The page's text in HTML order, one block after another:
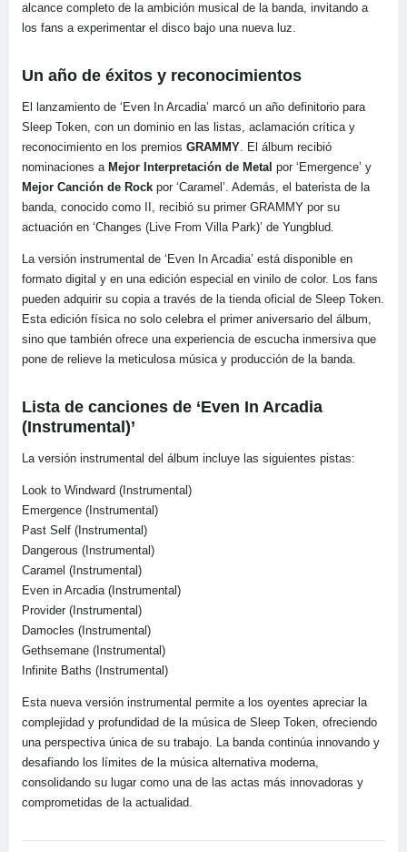
alcance completo de la ambición musical de la banda, invitando a
los fans a experimentar el disco bajo una nueva luz.
Un año de éxitos y reconocimientos
El lanzamiento de ‘Even In Arcadia’ marcó un año definitorio para
Sleep Token, con un dominio en las listas, aclamación crítica y
reconocimiento en los premios GRAMMY. El álbum recibió
nominaciones a Mejor Interpretación de Metal por ‘Emergence’ y
Mejor Canción de Rock por ‘Caramel’. Además, el baterista de la
banda, conocido como II, recibió su primer GRAMMY por su
actuación en ‘Changes (Live From Villa Park)’ de Yungblud.
La versión instrumental de ‘Even In Arcadia’ está disponible en
formato digital y en una edición especial en vinilo de color. Los fans
pueden adquirir su copia a través de la tienda oficial de Sleep Token.
Esta edición física no solo celebra el primer aniversario del álbum,
sino que también ofrece una experiencia de escucha inmersiva que
pone de relieve la meticulosa música y producción de la banda.
Lista de canciones de ‘Even In Arcadia
(Instrumental)’
La versión instrumental del álbum incluye las siguientes pistas:
Look to Windward (Instrumental)
Emergence (Instrumental)
Past Self (Instrumental)
Dangerous (Instrumental)
Caramel (Instrumental)
Even in Arcadia (Instrumental)
Provider (Instrumental)
Damocles (Instrumental)
Gethsemane (Instrumental)
Infinite Baths (Instrumental)
Esta nueva versión instrumental permite a los oyentes apreciar la
complejidad y profundidad de la música de Sleep Token, ofreciendo
una perspectiva única de su trabajo. La banda continúa innovando y
desafiando los límites de la música alternativa moderna,
consolidando su lugar como una de las actas más innovadoras y
comprometidas de la actualidad.